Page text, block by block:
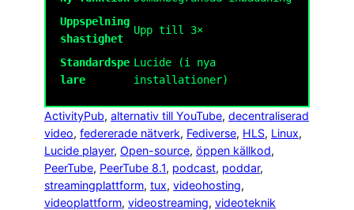
Uppspelning
shastighet
Upp till 3×
Standardspe
lare
Lucide (i nya
installationer)
ActivityPub, alternativ till YouTube, decentraliserad
video, federerade nätverk, Fediverse, HLS, Linux
Lucide player, Open-source, öppen källkod
PeerTube, PeerTube 8.1, podcast, poddar
streamingplattform, tux, videohosting
videoplattform, videostreaming, videoteknik